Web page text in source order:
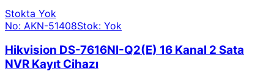
Stokta Yok
No: AKN-51408Stok: Yok
Hikvision DS-7616NI-Q2(E) 16 Kanal 2 Sata
NVR Kayıt Cihazı